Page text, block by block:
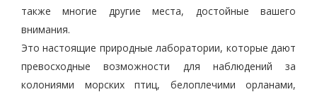
также многие другие места, достойные вашего
внимания.
Это настоящие природные лаборатории, которые дают
превосходные возможности для наблюдений за
колониями морских птиц, белоплечими орланами,